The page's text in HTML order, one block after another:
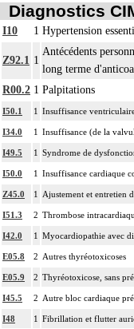
Diagnostics
I10 1 Hypertension
Z92.1 1
Antécédents
long terme
R00.2 1 Palpitations
I50.1 1 Insuffisance
I34.0 1 Insuffisance (de la
I49.5 1 Syndrome de
I50.0 1 Insuffisance cardiaque
Z45.0 1 Ajustement et entretien
I51.3 2 Thrombose
I42.0 1 Myocardiopathie avec
E05.8 2 Autres thyréotoxicoses
E05.9 2 Thyréotoxicose, sans
I45.5 2 Autre bloc cardiaque
I48 1 Fibrillation et flutter